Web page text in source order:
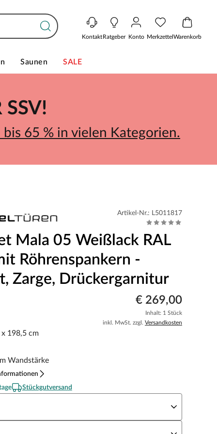
KontaktRatgeber Konto MerkzettelWarenkorb
Saunen SALE
65 % in vielen Kategorien.
Artikel-Nr.: L5011817
Mala 05 Weißlack RAL
Röhrenspankern -
Zarge, Drückergarnitur
€ 269,00
Inhalt: 1 Stück
inkl. MwSt. zzgl. Versandkosten
198,5 cm
Wandstärke
Stückgutversand